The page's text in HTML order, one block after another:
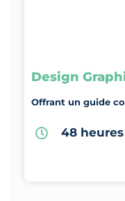
Design
Offrant un guide
48 heures